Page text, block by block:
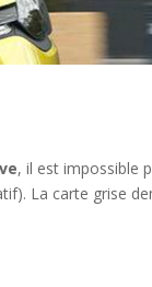
, il est impossible
La carte grise